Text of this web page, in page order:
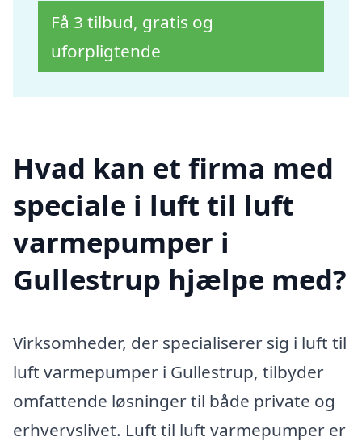
Få 3 tilbud, gratis og
uforpligtende
Hvad kan et firma med
speciale i luft til luft
varmepumper i
Gullestrup hjælpe med?
Virksomheder, der specialiserer sig i luft til
luft varmepumper i Gullestrup, tilbyder
omfattende løsninger til både private og
erhvervslivet. Luft til luft varmepumper er